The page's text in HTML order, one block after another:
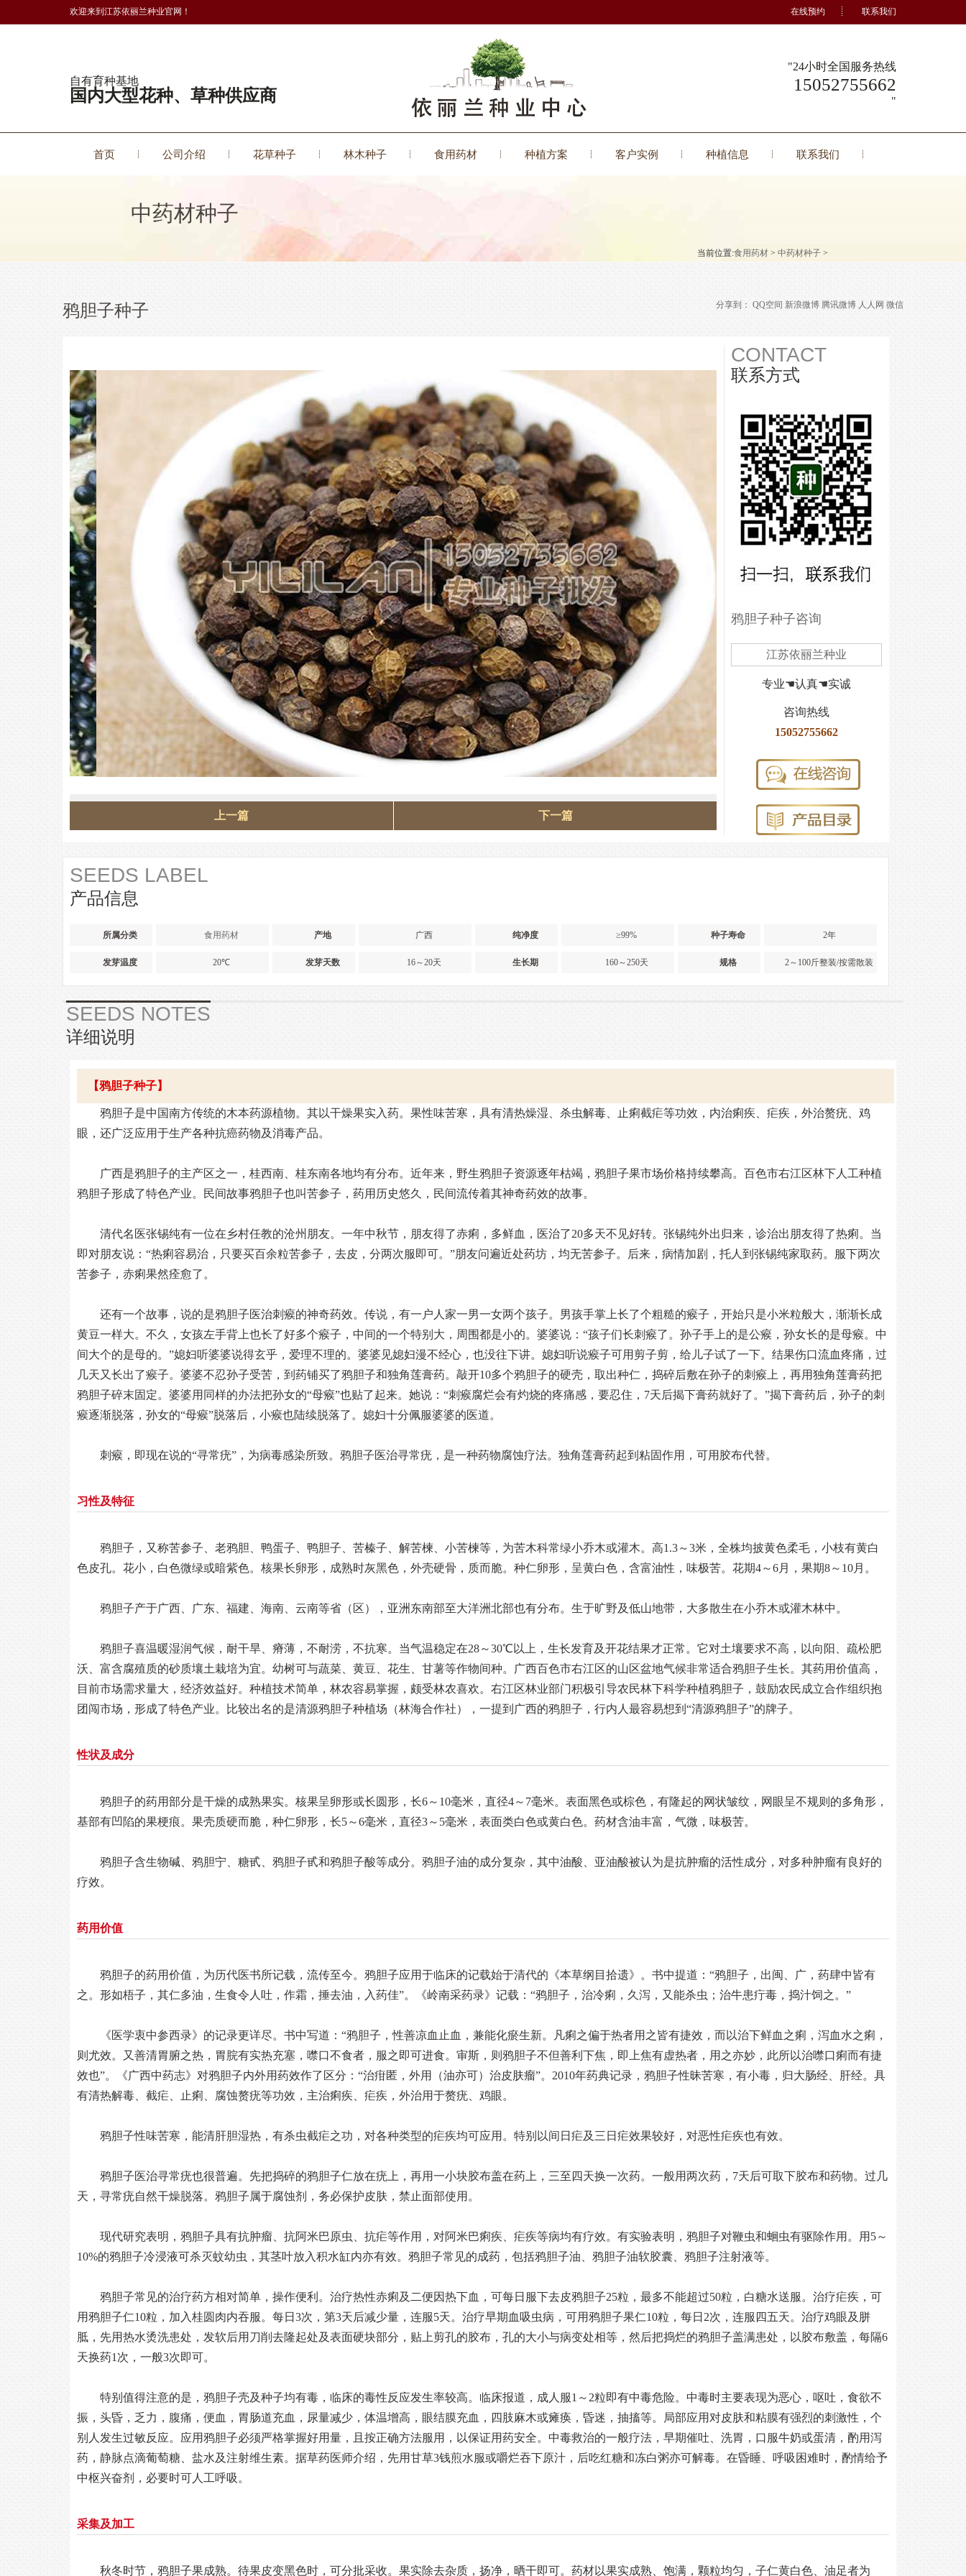
在线预约 联系我们
欢迎来到江苏依丽兰种业官网！
自有育种基地
国内大型花种、草种供应商
24小时全国服务热线
15052755662
首页 公司介绍 花草种子 林木种子 食用药材 种植方案 客户实例 种植信息 联系我们
当前位置:食用药材 > 中药材种子 >
中药材种子
分享到： QQ空间 新浪微博 腾讯微博 人人网 微信
鸦胆子种子
上一篇 下一篇
CONTACT
联系方式
鸦胆子种子咨询
江苏依丽兰种业
专业☚认真☚实诚
咨询热线
15052755662
SEEDS LABEL
产品信息
所属分类 食用药材 产地 广西 纯净度 ≥99% 种子寿命 2年
发芽温度 20℃ 发芽天数 16～20天 生长期 160～250天 规格 2～100斤整装/按需散装
SEEDS NOTES
详细说明
【鸦胆子种子】
鸦胆子是中国南方传统的木本药源植物。其以干燥果实入药。果性味苦寒，具有清热燥湿、杀虫解毒、止痢截疟等功效，内治痢疾、疟疾，外治赘疣、鸡
眼，还广泛应用于生产各种抗癌药物及消毒产品。
广西是鸦胆子的主产区之一，桂西南、桂东南各地均有分布。近年来，野生鸦胆子资源逐年枯竭，鸦胆子果市场价格持续攀高。百色市右江区林下人工种植
鸦胆子形成了特色产业。民间故事鸦胆子也叫苦参子，药用历史悠久，民间流传着其神奇药效的故事。
清代名医张锡纯有一位在乡村任教的沧州朋友。一年中秋节，朋友得了赤痢，多鲜血，医治了20多天不见好转。张锡纯外出归来，诊治出朋友得了热痢。当
即对朋友说：“热痢容易治，只要买百余粒苦参子，去皮，分两次服即可。”朋友问遍近处药坊，均无苦参子。后来，病情加剧，托人到张锡纯家取药。服下两次
苦参子，赤痢果然痊愈了。
还有一个故事，说的是鸦胆子医治刺瘊的神奇药效。传说，有一户人家一男一女两个孩子。男孩手掌上长了个粗糙的瘊子，开始只是小米粒般大，渐渐长成
黄豆一样大。不久，女孩左手背上也长了好多个瘊子，中间的一个特别大，周围都是小的。婆婆说：“孩子们长刺瘊了。孙子手上的是公瘊，孙女长的是母瘊。中
间大个的是母的。”媳妇听婆婆说得玄乎，爱理不理的。婆婆见媳妇漫不经心，也没往下讲。媳妇听说瘊子可用剪子剪，给儿子试了一下。结果伤口流血疼痛，过
几天又长出了瘊子。婆婆不忍孙子受苦，到药铺买了鸦胆子和独角莲膏药。敲开10多个鸦胆子的硬壳，取出种仁，捣碎后敷在孙子的刺瘊上，再用独角莲膏药把
鸦胆子碎末固定。婆婆用同样的办法把孙女的“母瘊”也贴了起来。她说：“刺瘊腐烂会有灼烧的疼痛感，要忍住，7天后揭下膏药就好了。”揭下膏药后，孙子的刺
瘊逐渐脱落，孙女的“母瘊”脱落后，小瘊也陆续脱落了。媳妇十分佩服婆婆的医道。
刺瘊，即现在说的“寻常疣”，为病毒感染所致。鸦胆子医治寻常疣，是一种药物腐蚀疗法。独角莲膏药起到粘固作用，可用胶布代替。
习性及特征
鸦胆子，又称苦参子、老鸦胆、鸭蛋子、鸭胆子、苦榛子、解苦楝、小苦楝等，为苦木科常绿小乔木或灌木。高1.3～3米，全株均披黄色柔毛，小枝有黄白
色皮孔。花小，白色微绿或暗紫色。核果长卵形，成熟时灰黑色，外壳硬骨，质而脆。种仁卵形，呈黄白色，含富油性，味极苦。花期4～6月，果期8～10月。
鸦胆子产于广西、广东、福建、海南、云南等省（区），亚洲东南部至大洋洲北部也有分布。生于旷野及低山地带，大多散生在小乔木或灌木林中。
鸦胆子喜温暖湿润气候，耐干旱、瘠薄，不耐涝，不抗寒。当气温稳定在28～30℃以上，生长发育及开花结果才正常。它对土壤要求不高，以向阳、疏松肥
沃、富含腐殖质的砂质壤土栽培为宜。幼树可与蔬菜、黄豆、花生、甘薯等作物间种。广西百色市右江区的山区盆地气候非常适合鸦胆子生长。其药用价值高，
目前市场需求量大，经济效益好。种植技术简单，林农容易掌握，颇受林农喜欢。右江区林业部门积极引导农民林下科学种植鸦胆子，鼓励农民成立合作组织抱
团闯市场，形成了特色产业。比较出名的是清源鸦胆子种植场（林海合作社），一提到广西的鸦胆子，行内人最容易想到“清源鸦胆子”的牌子。
性状及成分
鸦胆子的药用部分是干燥的成熟果实。核果呈卵形或长圆形，长6～10毫米，直径4～7毫米。表面黑色或棕色，有隆起的网状皱纹，网眼呈不规则的多角形，
基部有凹陷的果梗痕。果壳质硬而脆，种仁卵形，长5～6毫米，直径3～5毫米，表面类白色或黄白色。药材含油丰富，气微，味极苦。
鸦胆子含生物碱、鸦胆宁、糖甙、鸦胆子甙和鸦胆子酸等成分。鸦胆子油的成分复杂，其中油酸、亚油酸被认为是抗肿瘤的活性成分，对多种肿瘤有良好的
疗效。
药用价值
鸦胆子的药用价值，为历代医书所记载，流传至今。鸦胆子应用于临床的记载始于清代的《本草纲目拾遗》。书中提道：“鸦胆子，出闽、广，药肆中皆有
之。形如梧子，其仁多油，生食令人吐，作霜，捶去油，入药佳”。《岭南采药录》记载：“鸦胆子，治冷痢，久泻，又能杀虫；治牛患疔毒，捣汁饲之。”
《医学衷中参西录》的记录更详尽。书中写道：“鸦胆子，性善凉血止血，兼能化瘀生新。凡痢之偏于热者用之皆有捷效，而以治下鲜血之痢，泻血水之痢，
则尤效。又善清胃腑之热，胃脘有实热充塞，噤口不食者，服之即可进食。审斯，则鸦胆子不但善利下焦，即上焦有虚热者，用之亦妙，此所以治噤口痢而有捷
效也”。《广西中药志》对鸦胆子内外用药效作了区分：“治疳匿，外用（油亦可）治皮肤瘤”。2010年药典记录，鸦胆子性昧苦寒，有小毒，归大肠经、肝经。具
有清热解毒、截疟、止痢、腐蚀赘疣等功效，主治痢疾、疟疾，外治用于赘疣、鸡眼。
鸦胆子性味苦寒，能清肝胆湿热，有杀虫截疟之功，对各种类型的疟疾均可应用。特别以间日疟及三日疟效果较好，对恶性疟疾也有效。
鸦胆子医治寻常疣也很普遍。先把捣碎的鸦胆子仁放在疣上，再用一小块胶布盖在药上，三至四天换一次药。一般用两次药，7天后可取下胶布和药物。过几
天，寻常疣自然干燥脱落。鸦胆子属于腐蚀剂，务必保护皮肤，禁止面部使用。
现代研究表明，鸦胆子具有抗肿瘤、抗阿米巴原虫、抗疟等作用，对阿米巴痢疾、疟疾等病均有疗效。有实验表明，鸦胆子对鞭虫和蛔虫有驱除作用。用5～
10%的鸦胆子冷浸液可杀灭蚊幼虫，其茎叶放入积水缸内亦有效。鸦胆子常见的成药，包括鸦胆子油、鸦胆子油软胶囊、鸦胆子注射液等。
鸦胆子常见的治疗药方相对简单，操作便利。治疗热性赤痢及二便因热下血，可每日服下去皮鸦胆子25粒，最多不能超过50粒，白糖水送服。治疗疟疾，可
用鸦胆子仁10粒，加入桂圆肉内吞服。每日3次，第3天后减少量，连服5天。治疗早期血吸虫病，可用鸦胆子果仁10粒，每日2次，连服四五天。治疗鸡眼及胼
胝，先用热水烫洗患处，发软后用刀削去隆起处及表面硬块部分，贴上剪孔的胶布，孔的大小与病变处相等，然后把捣烂的鸦胆子盖满患处，以胶布敷盖，每隔6
天换药1次，一般3次即可。
特别值得注意的是，鸦胆子壳及种子均有毒，临床的毒性反应发生率较高。临床报道，成人服1～2粒即有中毒危险。中毒时主要表现为恶心，呕吐，食欲不
振，头昏，乏力，腹痛，便血，胃肠道充血，尿量减少，体温增高，眼结膜充血，四肢麻木或瘫痪，昏迷，抽搐等。局部应用对皮肤和粘膜有强烈的刺激性，个
别人发生过敏反应。应用鸦胆子必须严格掌握好用量，且按正确方法服用，以保证用药安全。中毒救治的一般疗法，早期催吐、洗胃，口服牛奶或蛋清，酌用泻
药，静脉点滴葡萄糖、盐水及注射维生素。据草药医师介绍，先用甘草3钱煎水服或嚼烂吞下原汁，后吃红糖和冻白粥亦可解毒。在昏睡、呼吸困难时，酌情给予
中枢兴奋剂，必要时可人工呼吸。
采集及加工
秋冬时节，鸦胆子果成熟。待果皮变黑色时，可分批采收。果实除去杂质，扬净，晒干即可。药材以果实成熟、饱满，颗粒均匀，子仁黄白色、油足者为